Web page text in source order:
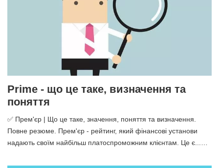
Prime - що це таке, визначення та
поняття
✅ Прем'єр | Що це таке, значення, поняття та визначення.
Повне резюме. Прем'єр - рейтинг, який фінансові установи
надають своїм найбільш платоспроможним клієнтам. Це є...…